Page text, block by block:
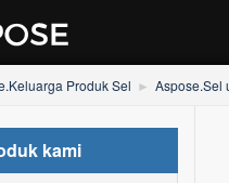
Produk Sel Aspose.Sel
kami